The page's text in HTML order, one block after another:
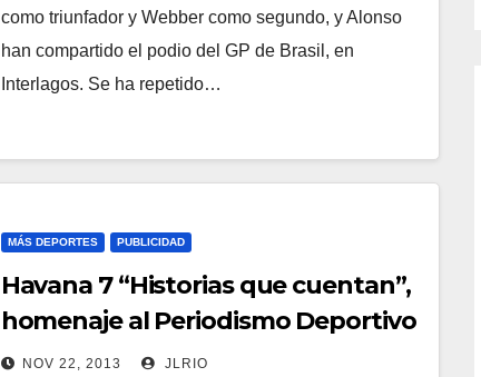
como triunfador y Webber como segundo, y Alonso
han compartido el podio del GP de Brasil, en
Interlagos. Se ha repetido…
MÁS DEPORTES PUBLICIDAD
Havana 7 “Historias que cuentan”,
homenaje al Periodismo Deportivo
NOV 22, 2013 JLRIO